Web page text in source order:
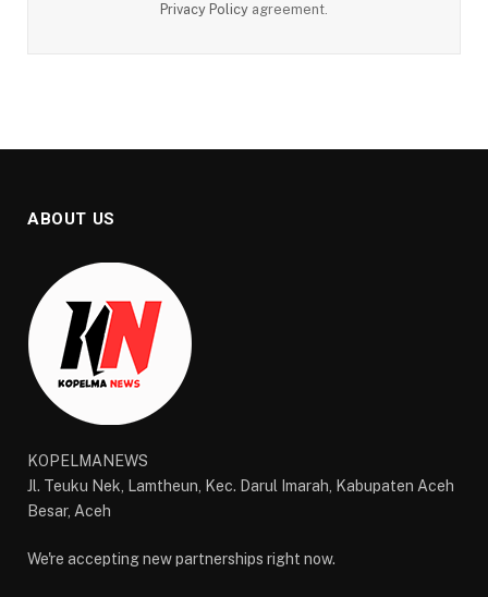
Privacy Policy agreement.
ABOUT US
KOPELMANEWS
Jl. Teuku Nek, Lamtheun, Kec. Darul Imarah, Kabupaten Aceh
Besar, Aceh
We're accepting new partnerships right now.